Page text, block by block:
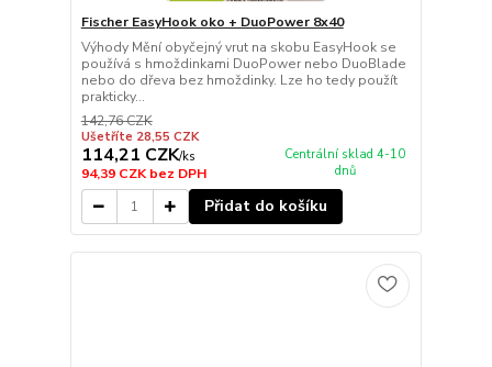
Fischer EasyHook oko + DuoPower 8x40
Výhody Mění obyčejný vrut na skobu EasyHook se
používá s hmoždinkami DuoPower nebo DuoBlade
nebo do dřeva bez hmoždinky. Lze ho tedy použít
prakticky...
142,76 CZK
Ušetříte 28,55 CZK
114,21 CZK/ks
94,39 CZKbez DPH
Centrální sklad 4-10
dnů
Přidat do košíku